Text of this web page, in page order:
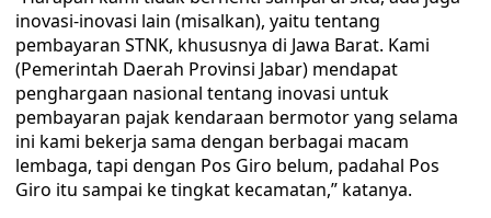
inovasi-inovasi lain (misalkan), yaitu tentang
pembayaran STNK, khususnya di Jawa Barat. Kami
(Pemerintah Daerah Provinsi Jabar) mendapat
penghargaan nasional tentang inovasi untuk
pembayaran pajak kendaraan bermotor yang selama
ini kami bekerja sama dengan berbagai macam
lembaga, tapi dengan Pos Giro belum, padahal Pos
Giro itu sampai ke tingkat kecamatan,” katanya.